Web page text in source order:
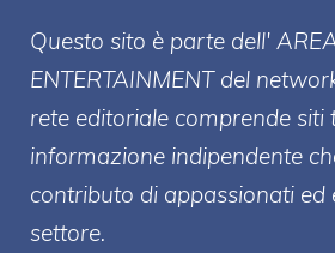
Questo sito è parte dell'
ENTERTAINMENT del
rete editoriale comprende siti
informazione indipendente
contributo di appassionati ed
settore.